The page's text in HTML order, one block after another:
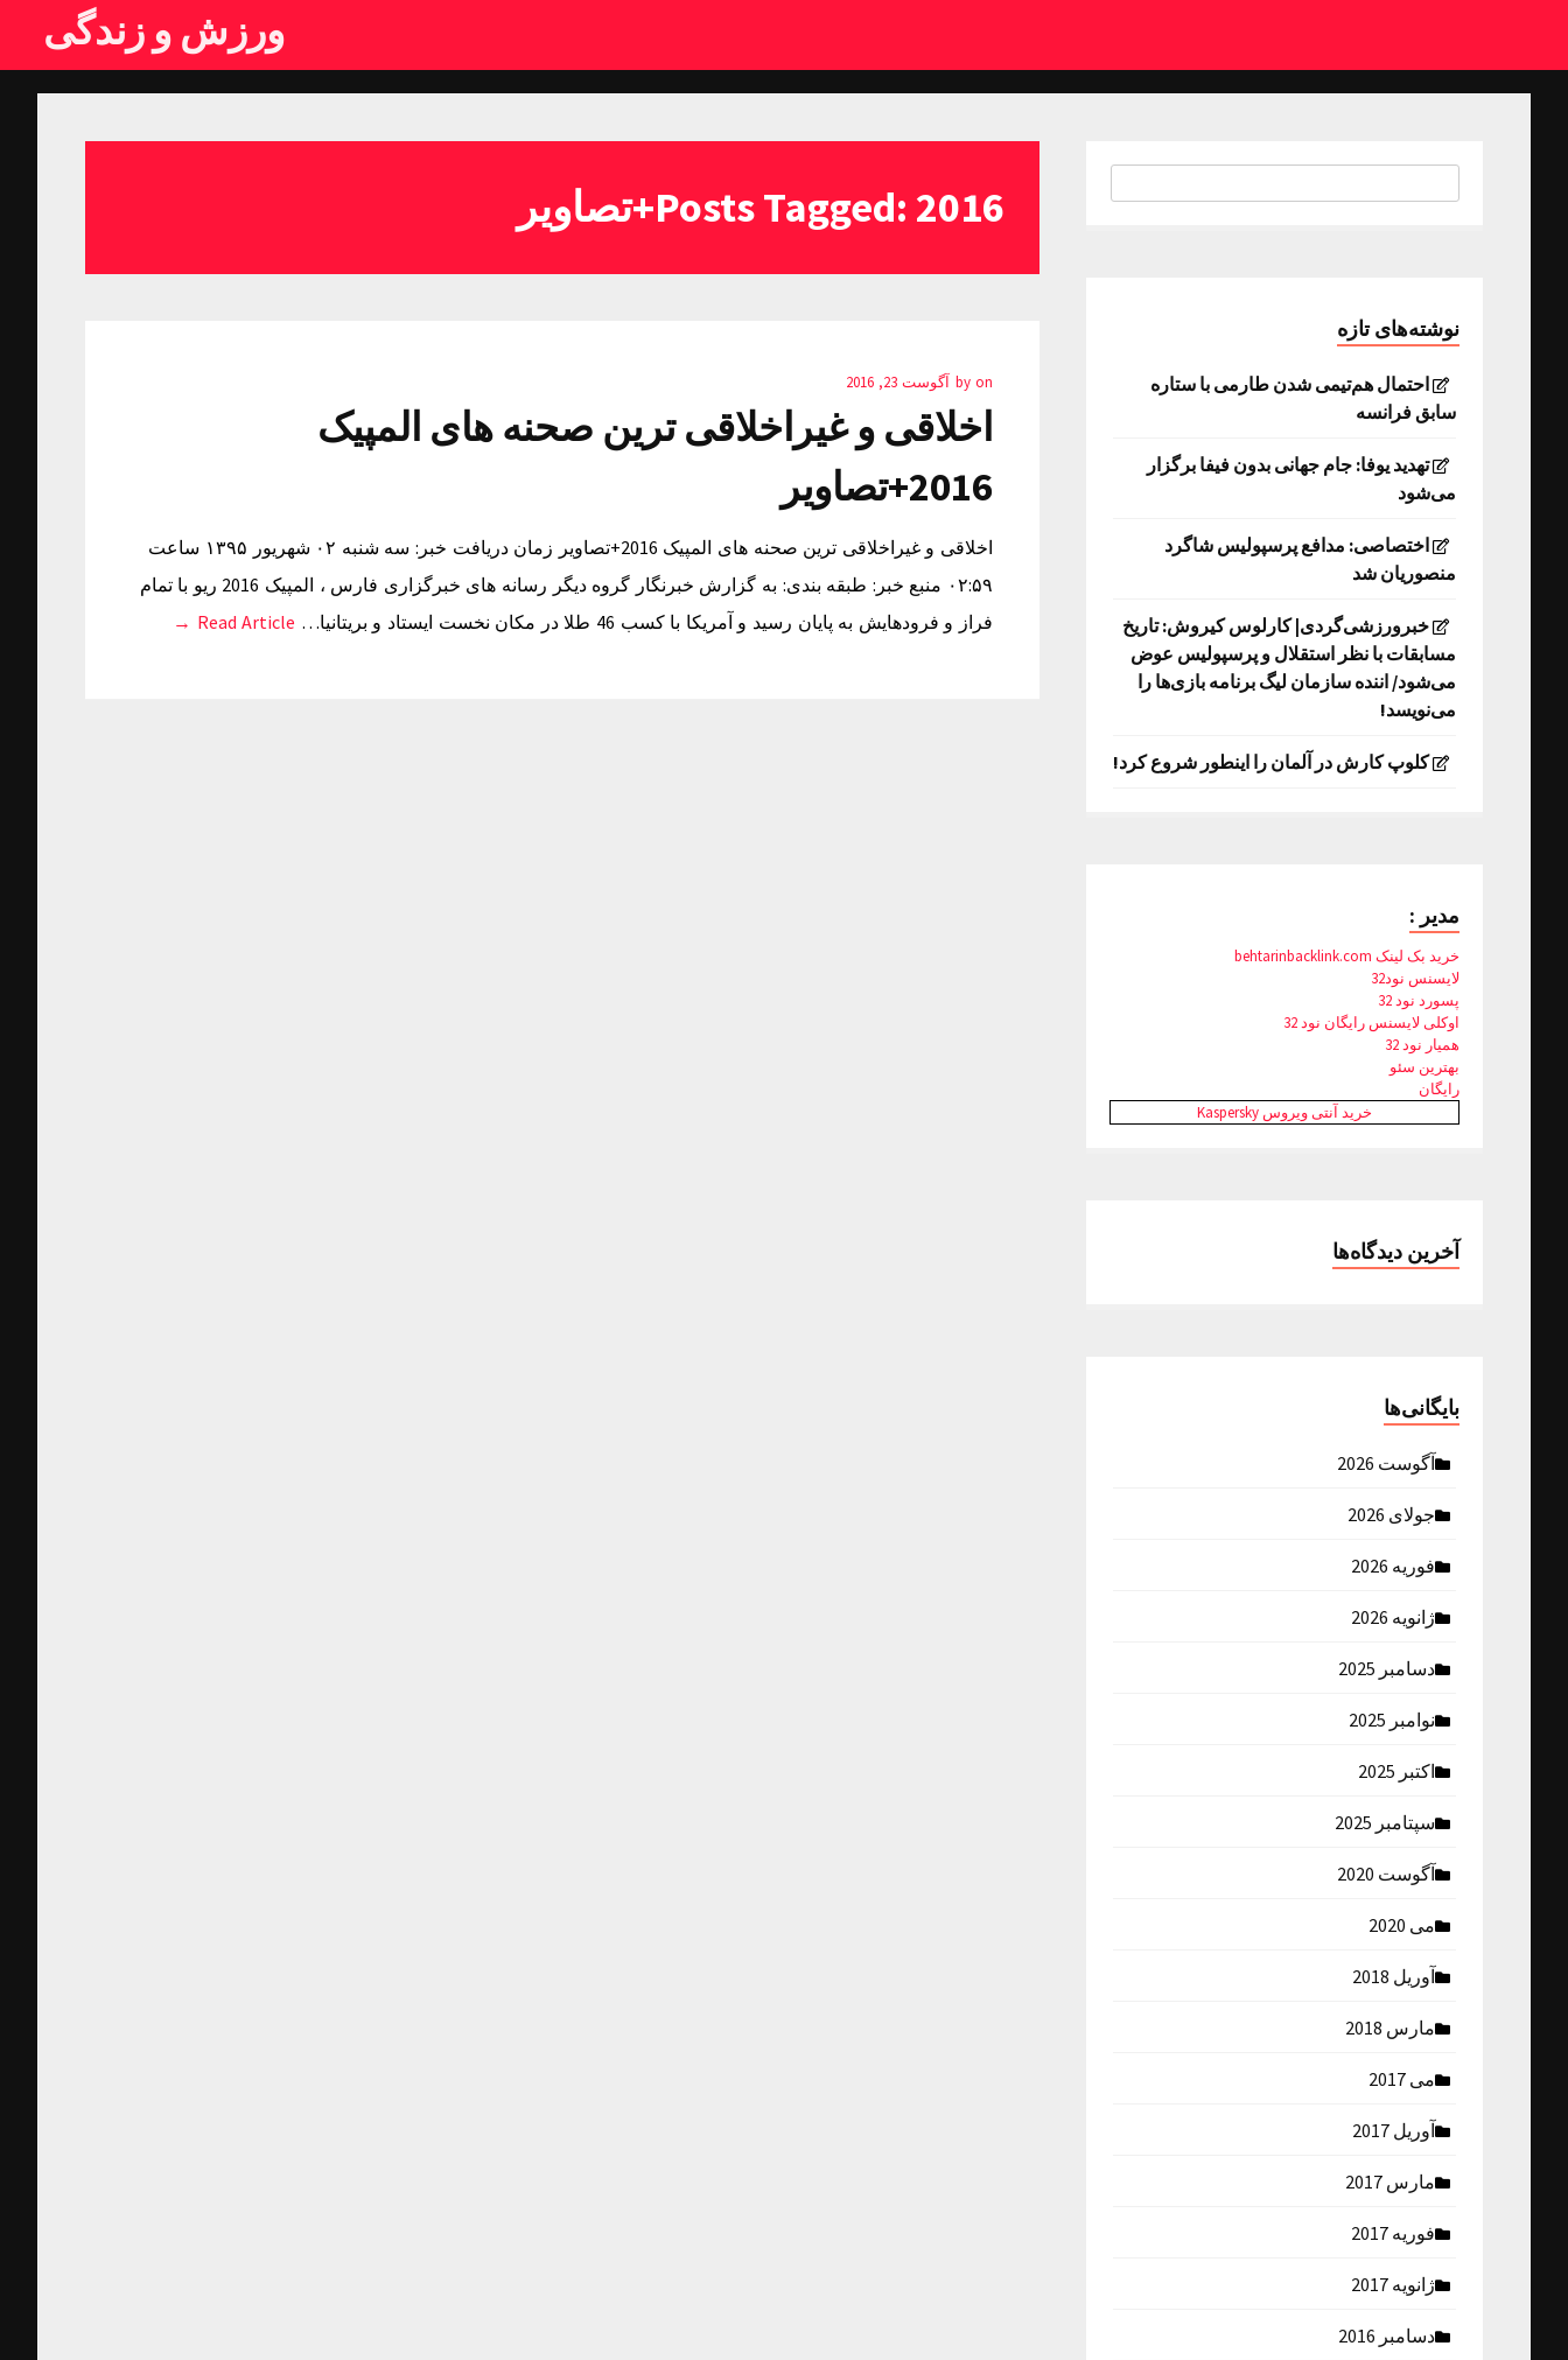
ورزش و زندگی
Posts Tagged: 2016+تصاویر
by on آگوست 23, 2016
اخلاقی و غیراخلاقی ترین صحنه های المپیک
2016+تصاویر
اخلاقی و غیراخلاقی ترین صحنه های المپیک 2016+تصاویر زمان دریافت خبر: سه شنبه ۰۲ شهریور ۱۳۹۵ ساعت
۰۲:۵۹ منبع خبر: طبقه بندی: به گزارش خبرنگار گروه دیگر رسانه های خبرگزاری فارس ، المپیک 2016 ریو با تمام
فراز و فرودهایش به پایان رسید و آمریکا با کسب 46 طلا در مکان نخست ایستاد و بریتانیا…
Read Article →
نوشته‌های تازه
احتمال هم‌تیمی شدن طارمی با ستاره
سابق فرانسه
تهدید یوفا: جام جهانی بدون فیفا برگزار
می‌شود
اختصاصی: مدافع پرسپولیس شاگرد
منصوریان شد
خبرورزشی‌گردی| کارلوس کیروش: تاریخ
مسابقات با نظر استقلال و پرسپولیس عوض
می‌شود/ اننده سازمان لیگ برنامه بازی‌ها را
می‌نویسد!
کلوپ کارش در آلمان را اینطور شروع کرد!
مدیر :
خرید بک لینک behtarinbacklink.com
لایسنس نود32
پسورد نود 32
اوکلی لایسنس رایگان نود 32
همیار نود 32
بهترین سئو
رایگان
خرید آنتی ویروس Kaspersky
آخرین دیدگاه‌ها
بایگانی‌ها
آگوست 2026
جولای 2026
فوریه 2026
ژانویه 2026
دسامبر 2025
نوامبر 2025
اکتبر 2025
سپتامبر 2025
آگوست 2020
می 2020
آوریل 2018
مارس 2018
می 2017
آوریل 2017
مارس 2017
فوریه 2017
ژانویه 2017
دسامبر 2016